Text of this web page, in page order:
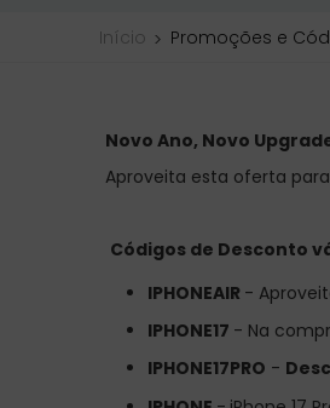
Início Promoções e
Novo Ano, Novo
Aproveita esta oferta
Códigos de Desconto
IPHONEAIR -
IPHONE17 - Na
IPHONE17PRO -